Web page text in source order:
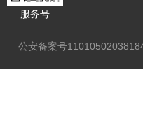
服务号
公安备案号